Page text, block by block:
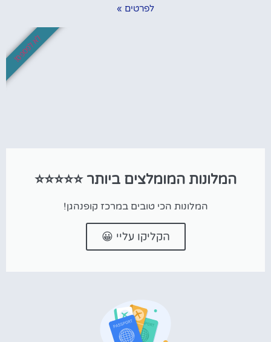
לפרטים »
המלונות המומלצים ביותר ⭐⭐⭐⭐⭐
המלונות הכי טובים במרכז קופנהגן!
הקליקו עליי 😀
לא לפספס!